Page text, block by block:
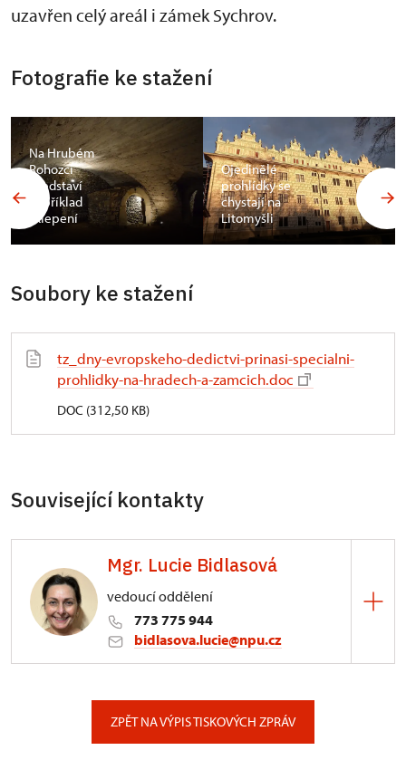
uzavřen celý areál i zámek Sychrov.
Fotografie ke stažení
Na Hrubém
Rohozci
představí
například
sklepení
Ojedinělé
prohlídky se
chystají na
Litomyšli
Soubory ke stažení
tz_dny-evropskeho-dedictvi-prinasi-specialni-
prohlidky-na-hradech-a-zamcich.doc
DOC (312,50 KB)
Související kontakty
Mgr. Lucie Bidlasová
vedoucí oddělení
773 775 944
bidlasova.lucie@npu.cz
ZPĚT NA VÝPIS TISKOVÝCH ZPRÁV